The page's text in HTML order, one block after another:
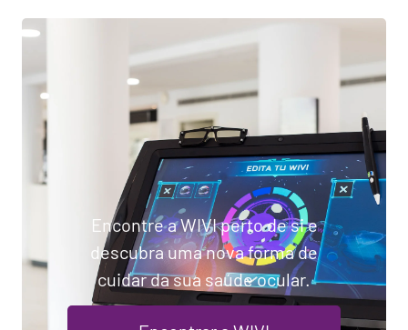
Encontre a WIVI perto de si e
descubra uma nova forma de
cuidar da sua saúde ocular.